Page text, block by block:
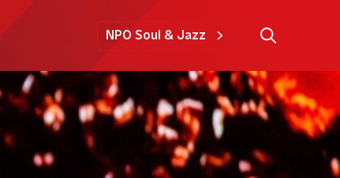
NPO Soul & Jazz